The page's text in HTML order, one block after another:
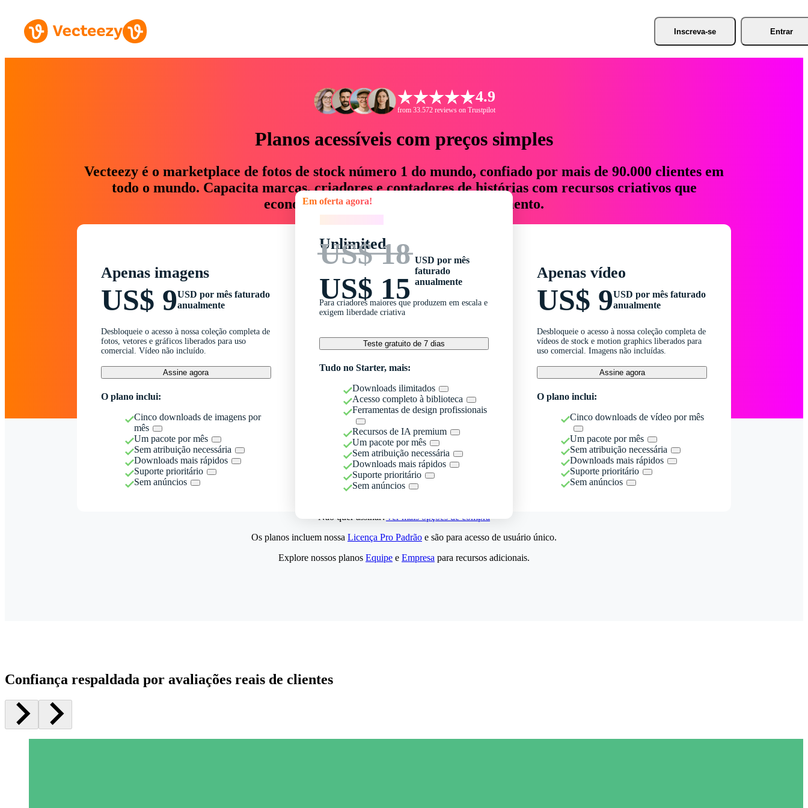
Inscreva-se Entrar
4.9
from 33.572 reviews on Trustpilot
Planos acessíveis com preços simples
Vecteezy é o marketplace de fotos de stock número 1 do mundo, confiado por mais de 90.000 clientes em
todo o mundo. Capacita marcas, criadores e contadores de histórias com recursos criativos que
economizam até 76% em tempo e orçamento.
Apenas imagens
US$ 9USD por mês faturado
anualmente
Desbloqueie o acesso à nossa coleção completa de
fotos, vetores e gráficos liberados para uso
comercial. Vídeo não incluído.
Assine agora
O plano inclui:
Cinco downloads de imagens por
mês
Um pacote por mês
Sem atribuição necessária
Downloads mais rápidos
Suporte prioritário
Sem anúncios
Em oferta agora!
Unlimited
US$ 18
US$ 15
USD por mês
faturado
anualmente
Para criadores maiores que produzem em escala e
exigem liberdade criativa
Teste gratuito de 7 dias
Tudo no Starter, mais:
Downloads ilimitados
Acesso completo à biblioteca
Ferramentas de design profissionais
Recursos de IA premium
Um pacote por mês
Sem atribuição necessária
Downloads mais rápidos
Suporte prioritário
Sem anúncios
Apenas vídeo
US$ 9USD por mês faturado
anualmente
Desbloqueie o acesso à nossa coleção completa de
vídeos de stock e motion graphics liberados para
uso comercial. Imagens não incluídas.
Assine agora
O plano inclui:
Cinco downloads de vídeo por mês
Um pacote por mês
Sem atribuição necessária
Downloads mais rápidos
Suporte prioritário
Sem anúncios
Não quer assinar?Ver mais opções de compra
Os planos incluem nossa Licença Pro Padrão e são para acesso de usuário único.
Explore nossos planos Equipe e Empresa para recursos adicionais.
Confiança respaldada por avaliações reais de clientes